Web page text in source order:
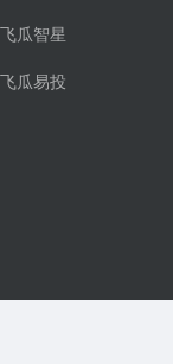
飞瓜智星
飞瓜易投